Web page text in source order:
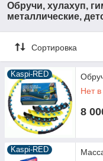
Обручи, хулахуп,
металлические,
Сортировка
Kaspi-RED
Нет
8
Kaspi-RED